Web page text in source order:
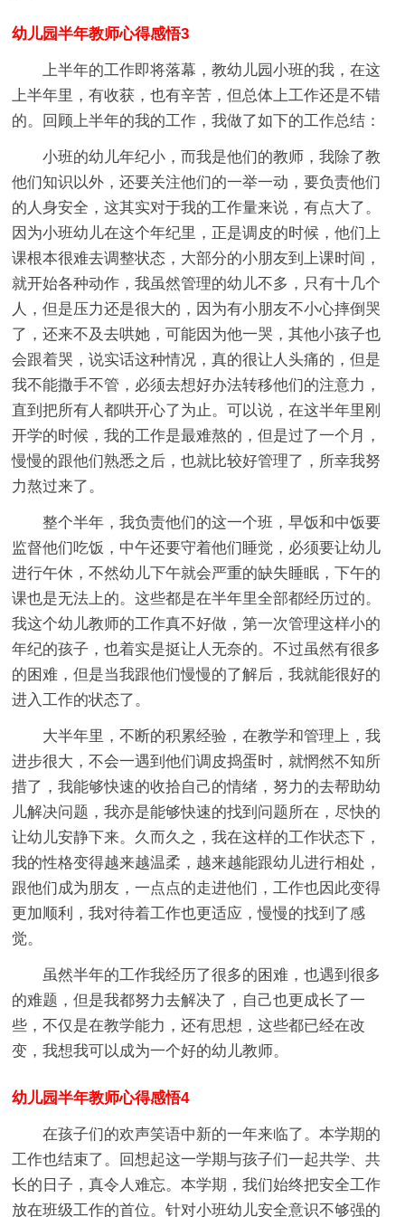
幼儿园半年教师心得感悟3
上半年的工作即将落幕，教幼儿园小班的我，在这
上半年里，有收获，也有辛苦，但总体上工作还是不错
的。回顾上半年的我的工作，我做了如下的工作总结：
小班的幼儿年纪小，而我是他们的教师，我除了教
他们知识以外，还要关注他们的一举一动，要负责他们
的人身安全，这其实对于我的工作量来说，有点大了。
因为小班幼儿在这个年纪里，正是调皮的时候，他们上
课根本很难去调整状态，大部分的小朋友到上课时间，
就开始各种动作，我虽然管理的幼儿不多，只有十几个
人，但是压力还是很大的，因为有小朋友不小心摔倒哭
了，还来不及去哄她，可能因为他一哭，其他小孩子也
会跟着哭，说实话这种情况，真的很让人头痛的，但是
我不能撒手不管，必须去想好办法转移他们的注意力，
直到把所有人都哄开心了为止。可以说，在这半年里刚
开学的时候，我的工作是最难熬的，但是过了一个月，
慢慢的跟他们熟悉之后，也就比较好管理了，所幸我努
力熬过来了。
整个半年，我负责他们的这一个班，早饭和中饭要
监督他们吃饭，中午还要守着他们睡觉，必须要让幼儿
进行午休，不然幼儿下午就会严重的缺失睡眠，下午的
课也是无法上的。这些都是在半年里全部都经历过的。
我这个幼儿教师的工作真不好做，第一次管理这样小的
年纪的孩子，也着实是挺让人无奈的。不过虽然有很多
的困难，但是当我跟他们慢慢的了解后，我就能很好的
进入工作的状态了。
大半年里，不断的积累经验，在教学和管理上，我
进步很大，不会一遇到他们调皮捣蛋时，就惘然不知所
措了，我能够快速的收拾自己的情绪，努力的去帮助幼
儿解决问题，我亦是能够快速的找到问题所在，尽快的
让幼儿安静下来。久而久之，我在这样的工作状态下，
我的性格变得越来越温柔，越来越能跟幼儿进行相处，
跟他们成为朋友，一点点的走进他们，工作也因此变得
更加顺利，我对待着工作也更适应，慢慢的找到了感
觉。
虽然半年的工作我经历了很多的困难，也遇到很多
的难题，但是我都努力去解决了，自己也更成长了一
些，不仅是在教学能力，还有思想，这些都已经在改
变，我想我可以成为一个好的幼儿教师。
幼儿园半年教师心得感悟4
在孩子们的欢声笑语中新的一年来临了。本学期的
工作也结束了。回想起这一学期与孩子们一起共学、共
长的日子，真令人难忘。本学期，我们始终把安全工作
放在班级工作的首位。针对小班幼儿安全意识不够强的